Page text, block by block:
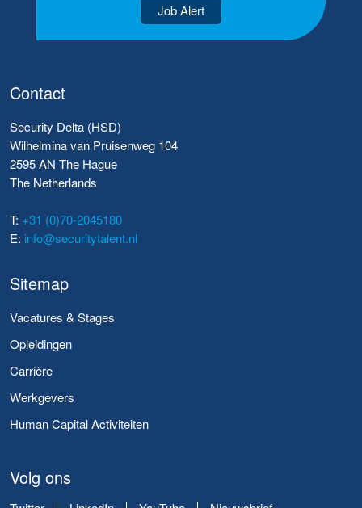
Job Alert
Contact
Security Delta (HSD)
Wilhelmina van Pruisenweg 104
2595 AN The Hague
The Netherlands
T: +31 (0)70-2045180
E: info@securitytalent.nl
Sitemap
Vacatures & Stages
Opleidingen
Carrière
Werkgevers
Human Capital Activiteiten
Volg ons